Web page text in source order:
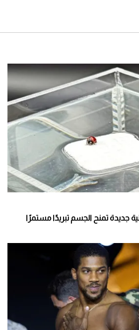
جديدة تمنح الجسم تبريدًا مستمرًا